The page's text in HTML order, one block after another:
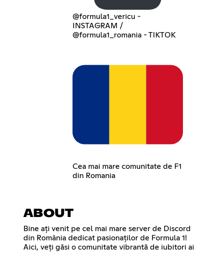
@formula1_vericu -
INSTAGRAM /
@formula1_romania - TIKTOK
Cea mai mare comunitate de F1
din Romania
ABOUT
Bine ați venit pe cel mai mare server de Discord
din România dedicat pasionaților de Formula 1!
Aici, veți găsi o comunitate vibrantă de iubitori ai